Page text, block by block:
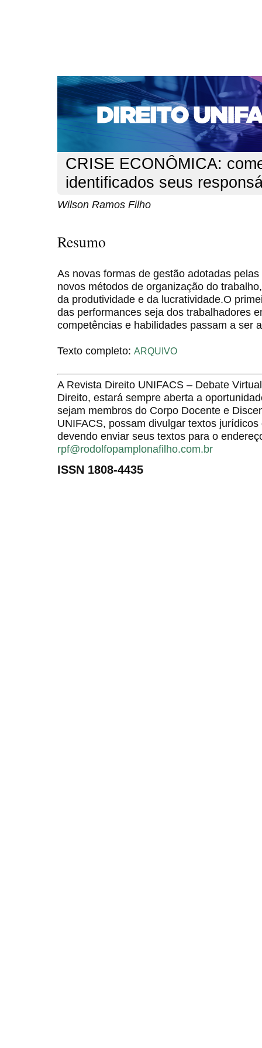
CAPA SOBRE ACESSO CADASTRO
NOTÍCIAS
EDIÇÕES DE Nº 1 A 100 WEBMAIL
Capa>n. 110 (2009) > Filho
CRISE ECONÔMICA:
identificados seus
Wilson Ramos Filho
Resumo
As novas formas de gestão adotadas
novos métodos de organização do
da produtividade e da lucratividade.O
das performances seja dos trabalhadores
competências e habilidades passam a ser
Texto completo: ARQUIVO
A Revista Direito UNIFACS – Debate
Direito, estará sempre aberta a
sejam membros do Corpo Docente e
UNIFACS, possam divulgar textos
devendo enviar seus textos para o
rpf@rodolfopamplonafilho.com.br
ISSN 1808-4435